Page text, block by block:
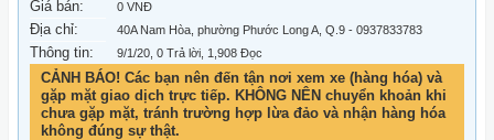
Giá bán: 0 VNĐ
Địa chỉ: 40A Nam Hòa, phường Phước Long A, Q.9 - 0937833783
Thông tin: 9/1/20 , 0 Trả lời, 1,908 Đọc
CẢNH BÁO! Các bạn nên đến tận nơi xem xe (hàng hóa) và
gặp mặt giao dịch trực tiếp. KHÔNG NÊN chuyển khoản khi
chưa gặp mặt, tránh trường hợp lừa đảo và nhận hàng hóa
không đúng sự thật.